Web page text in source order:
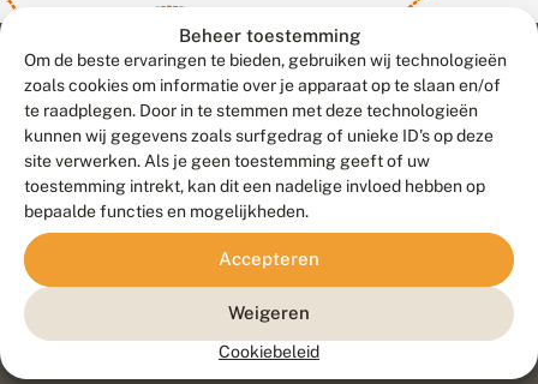
Beheer toestemming
Om de beste ervaringen te bieden, gebruiken wij technologieën
zoals cookies om informatie over je apparaat op te slaan en/of
te raadplegen. Door in te stemmen met deze technologieën
kunnen wij gegevens zoals surfgedrag of unieke ID's op deze
site verwerken. Als je geen toestemming geeft of uw
toestemming intrekt, kan dit een nadelige invloed hebben op
bepaalde functies en mogelijkheden.
Accepteren
Weigeren
Cookiebeleid
Contact
Veelgestelde vragen
Doneer
Meld waarnemingen© 2026 Vlinderstichting
Duurzaam ontwikkeld door
Go2People
, ontworpen door
Blue Field Agency
Privacy
Disclaimer
Sitemap